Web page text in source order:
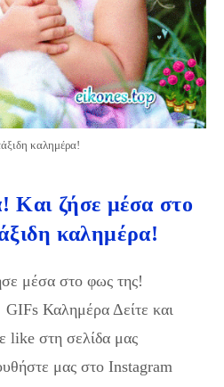
καλημέρα!
Και ζήσε μέσα στο
καλημέρα!
μέσα στο φως της!
Καλημέρα Δείτε και
like στη σελίδα μας
μας στο Instagram